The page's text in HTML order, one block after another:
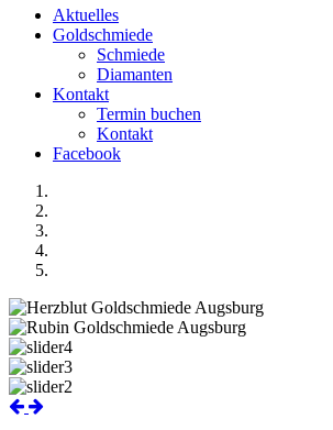
Aktuelles
Goldschmiede
Schmiede
Diamanten
Kontakt
Termin buchen
Kontakt
Facebook